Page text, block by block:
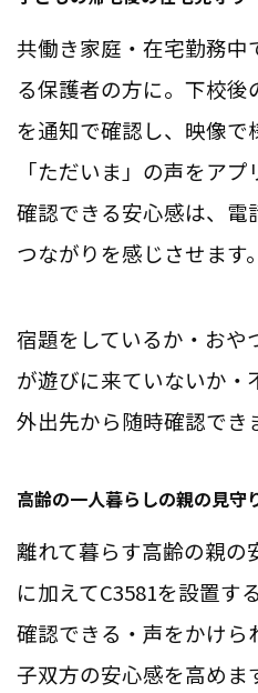
共働き家庭・在宅勤務
る保護者の方に。下校
を通知で確認し、映像で
「ただいま」の声をア
確認できる安心感は、電
つながりを感じさせます。
宿題をしているか・おや
が遊びに来ていないか・
外出先から随時確認でき
高齢の一人暮らしの親の見守
離れて暮らす高齢の親
に加えてC3581を設置す
確認できる・声をかけ
子双方の安心感を高めま